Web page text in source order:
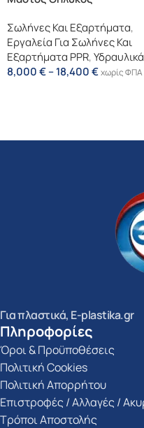
Σωλήνες Και Εξαρτήματα,
Εργαλεία Για Σωλήνες Και
Εξαρτήματα PPR,Υδραυλικά
8,000€–18,400€χωρίς ΦΠΑ
Για πλαστικά, E-plastika.gr
Πληροφορίες
Όροι & Προϋποθέσεις
Πολιτική Cookies
Πολιτική Απορρήτου
Επιστροφές / Αλλαγές /
Τρόποι Αποστολής